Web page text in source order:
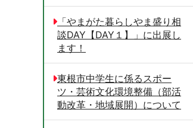
「やまがた暮らしやま盛り相
談DAY【DAY１】」に出展し
ます！
東根市中学生に係るスポー
ツ・芸術文化環境整備（部活
動改革・地域展開）について